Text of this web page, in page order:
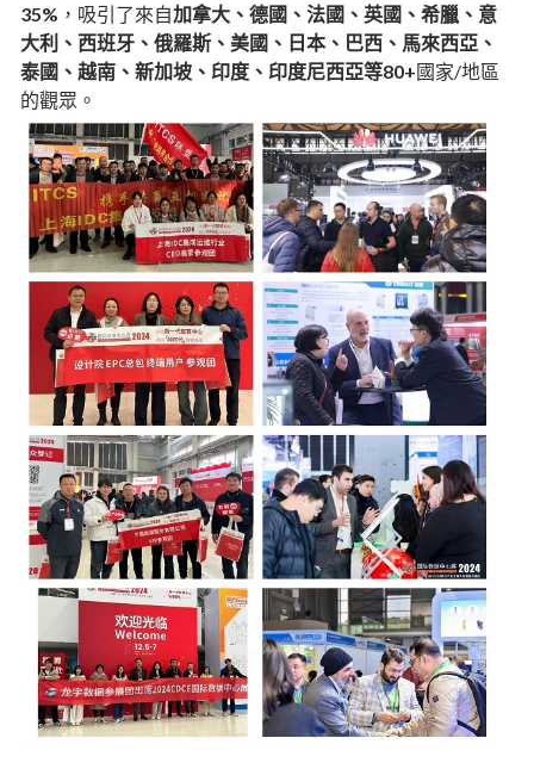
35% ，吸引了來自加拿大、德國、法國、英國、希臘、意
大利、西班牙、俄羅斯、美國、日本、巴西、馬來西亞、
泰國、越南、新加坡、印度、印度尼西亞等80+國家/地區
的觀眾。